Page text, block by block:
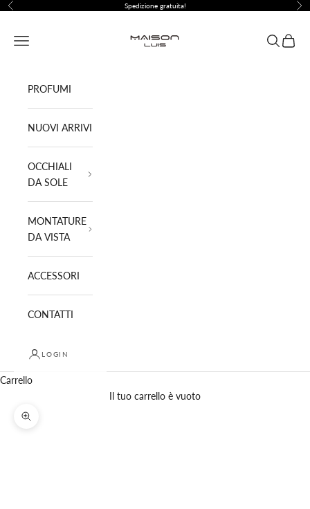
Vai al contenuto
Precedente Spedizione gratuita!
Menù
Cerca
PROFUMI
NUOVI ARRIVI
OCCHIALI
DA SOLE
MONTATURE
DA VISTA
ACCESSORI
CONTATTI
LOGIN
Carrello
Il tuo carrello è vuoto
Ingrandisci immagine